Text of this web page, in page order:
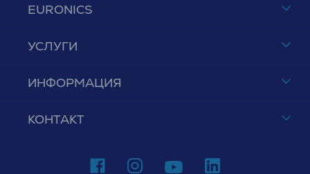
EURONICS
УСЛУГИ
ИНФОРМАЦИЯ
КОНТАКТ